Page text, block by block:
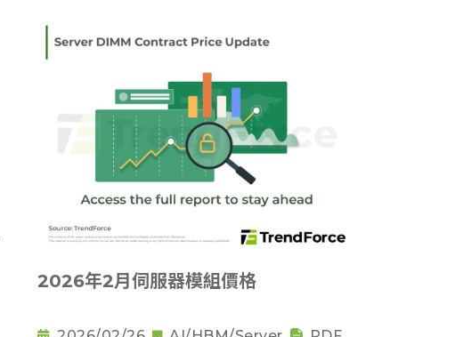
2026年2月伺服器模組價格